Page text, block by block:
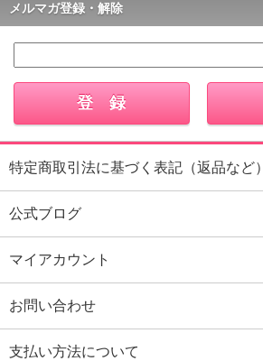
メルマガ登録・解除
特定商取引法に基づく表記（返品など）
公式ブログ
マイアカウント
お問い合わせ
支払い方法について